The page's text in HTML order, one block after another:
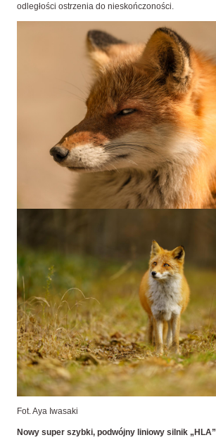
odległości ostrzenia do nieskończoności.
Fot. Aya Iwasaki
Nowy super szybki, podwójny liniowy silnik „HLA”